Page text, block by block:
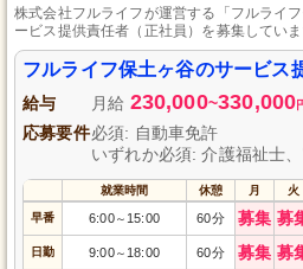
株式会社フルライフが運営する「フルライ
ービス提供責任者（正社員）を募集してい
スを提供し、一緒に多くの方々の生活をサ
経験は不問です。コミュニケーション能力
できます。あなたの力で豊かな生活をサポ
さい！
フルライフ保土ヶ谷のサービス
給与 月給 230,000~330,000
応募要件必須: 自動車免許
いずれか必須: 介護福祉士
就業時間 休憩 月 火
早番 6:00～ 15:00 60分 募集 募
日勤 9:00～ 18:00 60分 募集 募